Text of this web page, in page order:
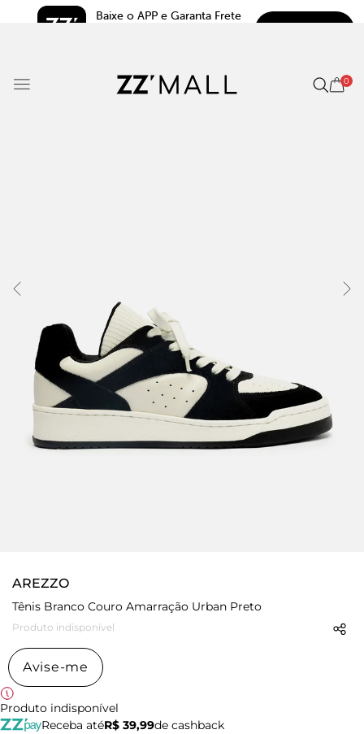
Baixe o APP e Garanta Frete
0
AREZZO
Tênis Branco Couro Amarração Urban Preto
Produto indisponível
Avise-me
Produto indisponível
Receba atéR$ 39,99de cashback